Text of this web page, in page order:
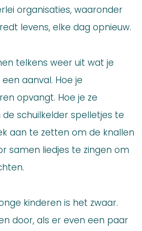
organisaties, waaronder
levens, elke dag opnieuw.
telkens weer uit wat je
aanval. Hoe je
opvangt. Hoe je ze
schuilkelder spelletjes te
aan te zetten om de knallen
samen liedjes te zingen om
kinderen is het zwaar.
door, als er even een paar